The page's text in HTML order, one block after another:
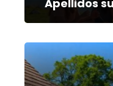
Apellidos